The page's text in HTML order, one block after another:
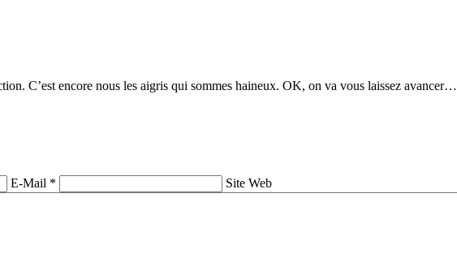
C’est encore nous les aigris qui sommes haineux. OK, on va vous laissez avancer…
E-Mail * Site Web